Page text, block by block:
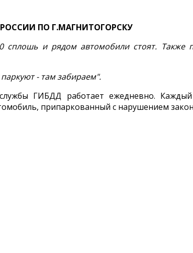
ПО Г.МАГНИТОГОРСКУ
сплошь и рядом автомобили стоят. Также
- там забираем".
ГИБДД работает ежедневно.
припаркованный с нарушением